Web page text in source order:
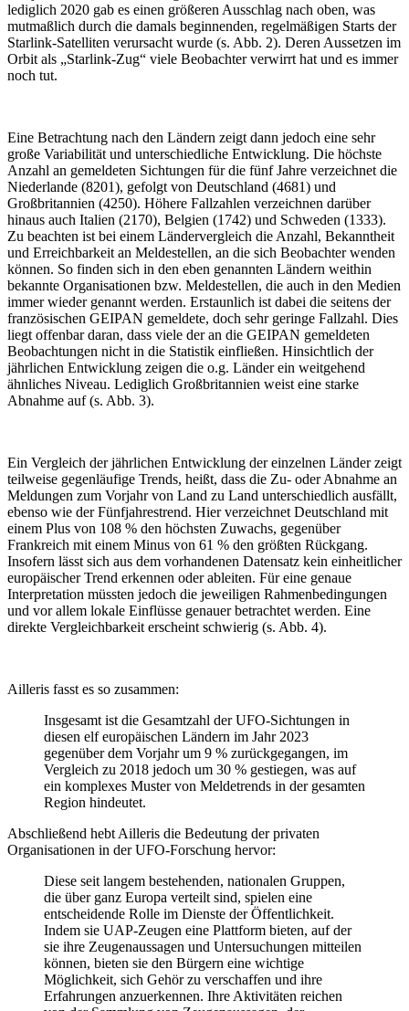
lediglich 2020 gab es einen größeren Ausschlag nach oben, was
mutmaßlich durch die damals beginnenden, regelmäßigen Starts der
Starlink-Satelliten verursacht wurde (s. Abb. 2). Deren Aussetzen im
Orbit als „Starlink-Zug“ viele Beobachter verwirrt hat und es immer
noch tut.
Eine Betrachtung nach den Ländern zeigt dann jedoch eine sehr
große Variabilität und unterschiedliche Entwicklung. Die höchste
Anzahl an gemeldeten Sichtungen für die fünf Jahre verzeichnet die
Niederlande (8201), gefolgt von Deutschland (4681) und
Großbritannien (4250). Höhere Fallzahlen verzeichnen darüber
hinaus auch Italien (2170), Belgien (1742) und Schweden (1333).
Zu beachten ist bei einem Ländervergleich die Anzahl, Bekanntheit
und Erreichbarkeit an Meldestellen, an die sich Beobachter wenden
können. So finden sich in den eben genannten Ländern weithin
bekannte Organisationen bzw. Meldestellen, die auch in den Medien
immer wieder genannt werden. Erstaunlich ist dabei die seitens der
französischen GEIPAN gemeldete, doch sehr geringe Fallzahl. Dies
liegt offenbar daran, dass viele der an die GEIPAN gemeldeten
Beobachtungen nicht in die Statistik einfließen. Hinsichtlich der
jährlichen Entwicklung zeigen die o.g. Länder ein weitgehend
ähnliches Niveau. Lediglich Großbritannien weist eine starke
Abnahme auf (s. Abb. 3).
Ein Vergleich der jährlichen Entwicklung der einzelnen Länder zeigt
teilweise gegenläufige Trends, heißt, dass die Zu- oder Abnahme an
Meldungen zum Vorjahr von Land zu Land unterschiedlich ausfällt,
ebenso wie der Fünfjahrestrend. Hier verzeichnet Deutschland mit
einem Plus von 108 % den höchsten Zuwachs, gegenüber
Frankreich mit einem Minus von 61 % den größten Rückgang.
Insofern lässt sich aus dem vorhandenen Datensatz kein einheitlicher
europäischer Trend erkennen oder ableiten. Für eine genaue
Interpretation müssten jedoch die jeweiligen Rahmenbedingungen
und vor allem lokale Einflüsse genauer betrachtet werden. Eine
direkte Vergleichbarkeit erscheint schwierig (s. Abb. 4).
Ailleris fasst es so zusammen:
Insgesamt ist die Gesamtzahl der UFO-Sichtungen in
diesen elf europäischen Ländern im Jahr 2023
gegenüber dem Vorjahr um 9 % zurückgegangen, im
Vergleich zu 2018 jedoch um 30 % gestiegen, was auf
ein komplexes Muster von Meldetrends in der gesamten
Region hindeutet.
Abschließend hebt Ailleris die Bedeutung der privaten
Organisationen in der UFO-Forschung hervor:
Diese seit langem bestehenden, nationalen Gruppen,
die über ganz Europa verteilt sind, spielen eine
entscheidende Rolle im Dienste der Öffentlichkeit.
Indem sie UAP-Zeugen eine Plattform bieten, auf der
sie ihre Zeugenaussagen und Untersuchungen mitteilen
können, bieten sie den Bürgern eine wichtige
Möglichkeit, sich Gehör zu verschaffen und ihre
Erfahrungen anzuerkennen. Ihre Aktivitäten reichen